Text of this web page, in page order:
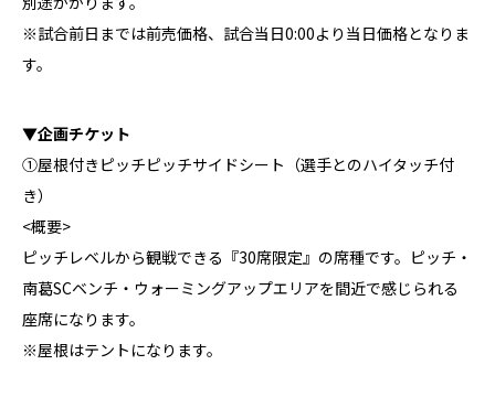
※試合前日までは前売価格、試合当日0:00より当日価格となりま
す。
▼企画チケット
①屋根付きピッチピッチサイドシート（選手とのハイタッチ付
き）
<概要>
ピッチレベルから観戦できる『30席限定』の席種です。ピッチ・
南葛SCベンチ・ウォーミングアップエリアを間近で感じられる
座席になります。
※屋根はテントになります。